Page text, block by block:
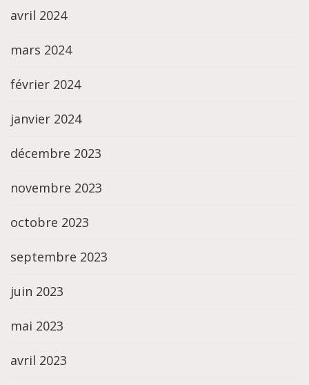
avril 2024
mars 2024
février 2024
janvier 2024
décembre 2023
novembre 2023
octobre 2023
septembre 2023
juin 2023
mai 2023
avril 2023